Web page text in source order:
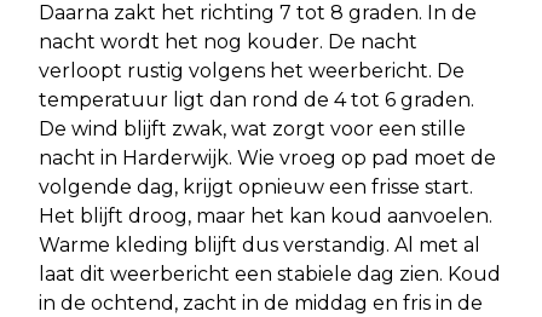
Daarna zakt het richting 7 tot 8 graden. In de
nacht wordt het nog kouder. De nacht
verloopt rustig volgens het weerbericht. De
temperatuur ligt dan rond de 4 tot 6 graden.
De wind blijft zwak, wat zorgt voor een stille
nacht in Harderwijk. Wie vroeg op pad moet de
volgende dag, krijgt opnieuw een frisse start.
Het blijft droog, maar het kan koud aanvoelen.
Warme kleding blijft dus verstandig. Al met al
laat dit weerbericht een stabiele dag zien. Koud
in de ochtend, zacht in de middag en fris in de